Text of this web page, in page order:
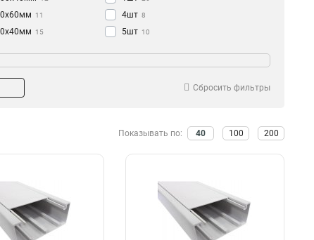
11
15
1
4шт 8
5шт 10
Сбросить фильтры
Показывать по: 40 100 200